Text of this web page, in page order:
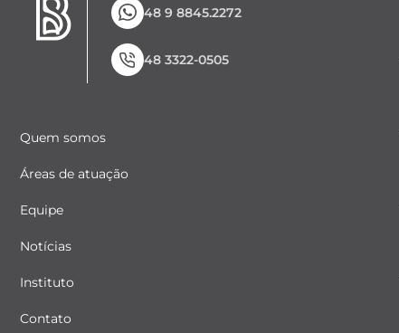
48 9 8845.2272
48 3322-0505
Quem somos
Áreas de atuação
Equipe
Notícias
Instituto
Contato